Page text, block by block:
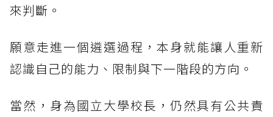
來判斷。
願意走進一個遴選過程，本身就能讓人重新
認識自己的能力、限制與下一階段的方向。
當然，身為國立大學校長，仍然具有公共責